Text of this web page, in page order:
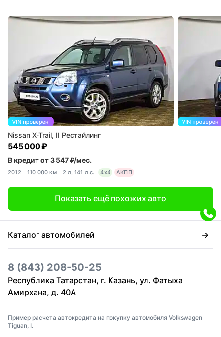
Nissan X-Trail, II Рестайлинг
545 000 ₽
В кредит от 3 547 ₽/мес.
2012 110 000 км 2 л, 141 л.с. 4x4 АКПП
Показать ещё похожих авто
Каталог автомобилей
8 (843) 208-50-25
Республика Татарстан, г. Казань, ул. Фатыха
Амирхана, д. 40А
Пример расчета автокредита на покупку автомобиля Volkswagen
Tiguan, I.